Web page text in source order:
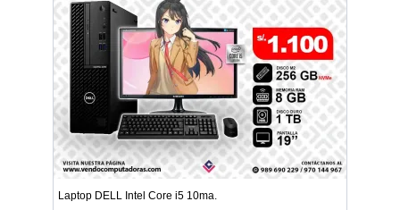
Laptop DELL Intel Core i5 10ma.